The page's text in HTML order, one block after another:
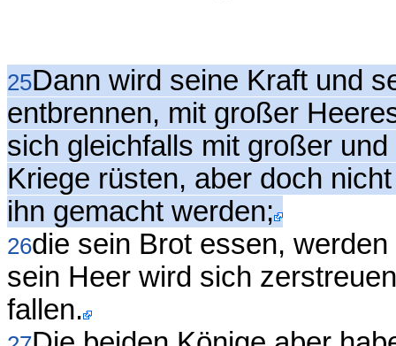
25Dann wird seine Kraft und
entbrennen, mit großer
sich gleichfalls mit großer
Kriege rüsten, aber doch
ihn gemacht werden;
26die sein Brot essen,
sein Heer wird sich
fallen.